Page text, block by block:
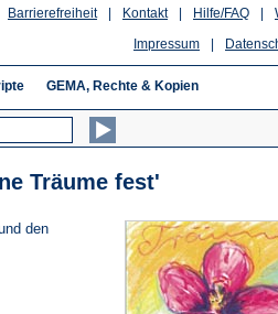
Hilfe/FAQ
Kontakt
Barrierefreiheit
Impressum
GEMA, Rechte & Kopien
Träume fest'
den